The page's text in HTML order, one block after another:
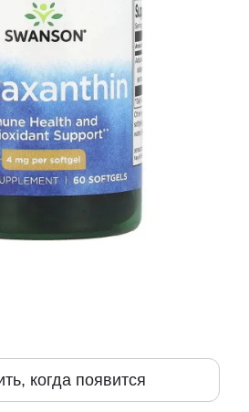
когда появится